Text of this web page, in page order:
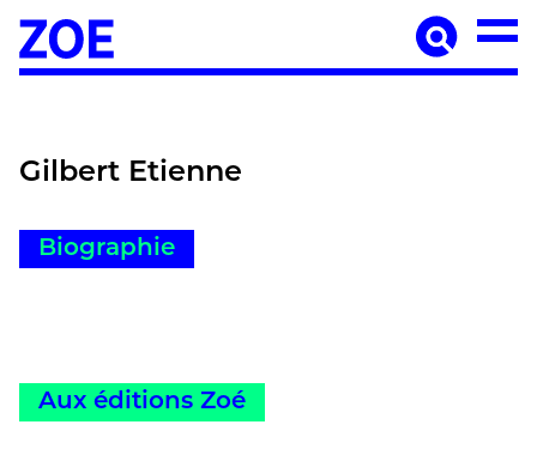
Accueil
À paraître
Auteur·ices
Les éditions Zoé
Manuscrits
Foreign rights
Gilbert Etienne
Biographie
Aux éditions Zoé